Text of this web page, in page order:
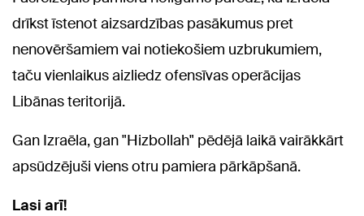
drīkst īstenot aizsardzības pasākumus pret
nenovēršamiem vai notiekošiem uzbrukumiem,
taču vienlaikus aizliedz ofensīvas operācijas
Libānas teritorijā.
Gan Izraēla, gan "Hizbollah" pēdējā laikā vairākkārt
apsūdzējuši viens otru pamiera pārkāpšanā.
Lasi arī!